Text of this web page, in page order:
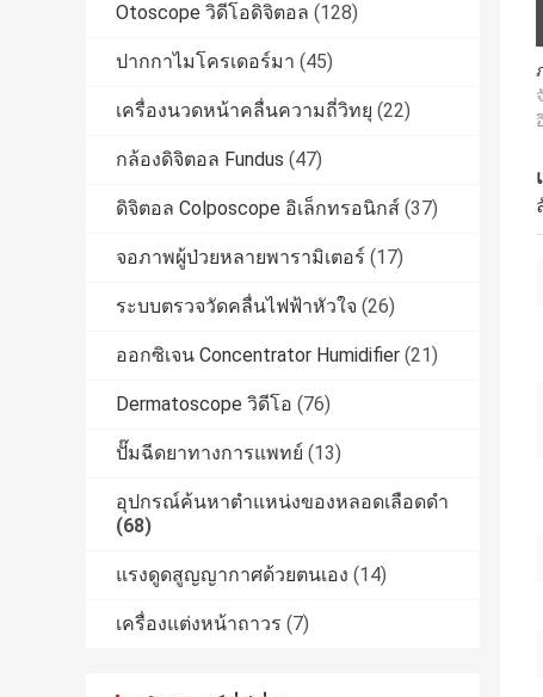
Otoscope วิดีโอดิจิตอล (128)
ปากกาไมโครเดอร์มา (45)
เครื่องนวดหน้าคลื่นความถี่วิทยุ (22)
กล้องดิจิตอล Fundus (47)
ดิจิตอล Colposcope อิเล็กทรอนิกส์ (37)
จอภาพผู้ป่วยหลายพารามิเตอร์ (17)
ระบบตรวจวัดคลื่นไฟฟ้าหัวใจ (26)
ออกซิเจน Concentrator Humidifier (21)
Dermatoscope วิดีโอ (76)
ปั๊มฉีดยาทางการแพทย์ (13)
อุปกรณ์ค้นหาตำแหน่งของหลอดเลือดดำ
(68)
แรงดูดสูญญากาศด้วยตนเอง (14)
เครื่องแต่งหน้าถาวร (7)